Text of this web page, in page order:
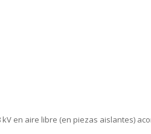
en aire libre (en piezas aislantes)